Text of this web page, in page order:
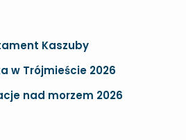
Kaszuby
w Trójmieście 2026
nad morzem 2026